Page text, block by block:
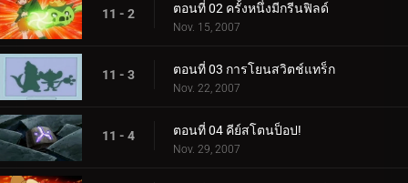
11 - 2 ตอนที่ 02 ครั้งหนึ่งมีกรีนฟิลด์
Nov. 15, 2007
11 - 3 ตอนที่ 03 การโยนสวิตช์แทร็ก
Nov. 22, 2007
11 - 4 ตอนที่ 04 คีย์สโตนป็อป!
Nov. 29, 2007